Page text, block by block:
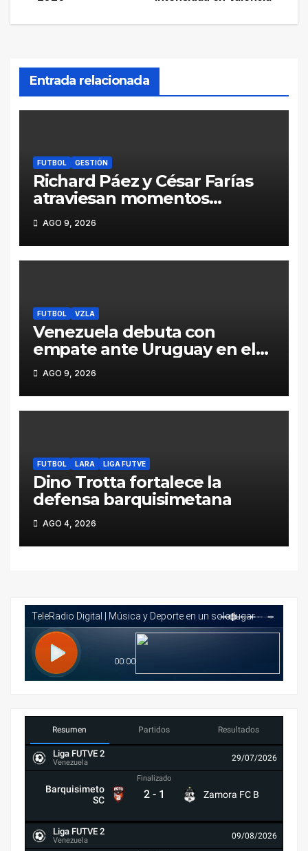
Entrada relacionada
FUTBOL GESTIÓN
Richard Páez y César Farías
atraviesan momentos
decisivos en sus clubes
AGO 9, 2026
FUTBOL VZLA
Venezuela debuta con
empate ante Uruguay en el
Sudamericano de Futsal Sub
17
AGO 9, 2026
FUTBOL LARA LIGA FUTVE
Dino Trotta fortalece la
defensa barquisimetana
AGO 4, 2026
Resumen Partidos Resultados
Liga FUTVE 2
Venezuela 29/07/2026
Barquisimeto
SC
Finalizado
2 - 1 Zamora FC B
Liga FUTVE 2
Venezuela 09/08/2026